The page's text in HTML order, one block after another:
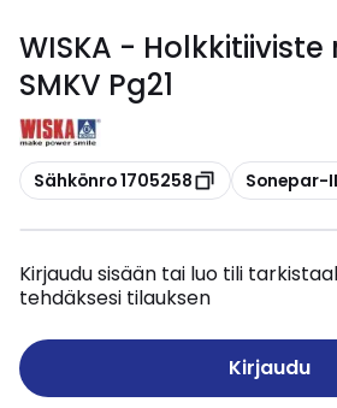
WISKA -
SMKV Pg21
Kopioi
Sähkönro 1705258 Kopioi
Sonepar-
Kirjaudu sisään tai luo tili
tehdäksesi tilauksen
Kirjaudu